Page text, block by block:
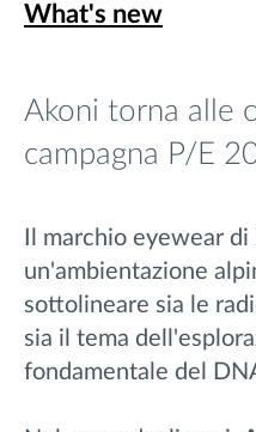
What's new
Akoni torna alle
campagna P/E
Il marchio eyewear
un'ambientazione
sottolineare sia le
sia il tema
fondamentale del